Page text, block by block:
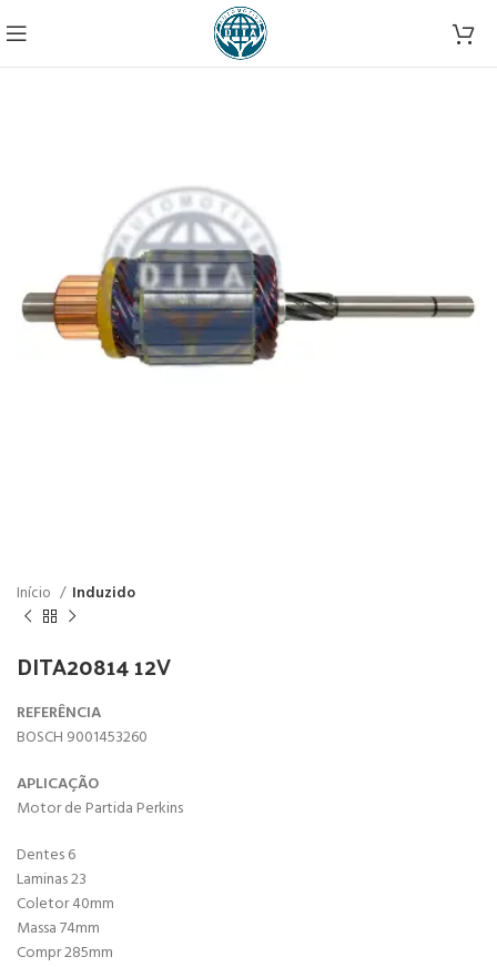
Início Induzido
DITA20814 12V
REFERÊNCIA
BOSCH 9001453260
APLICAÇÃO
Motor de Partida Perkins
Dentes 6
Laminas 23
Coletor 40mm
Massa 74mm
Compr 285mm